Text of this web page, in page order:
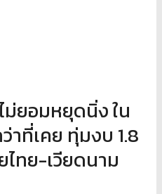
ม่ยอมหยุดนิ่ง ใน
าที่เคย ทุ่มงบ 1.8
ทย-เวียดนาม